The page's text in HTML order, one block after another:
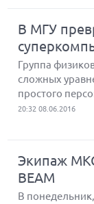
В МГУ
Группа
сложных
простого
20:32 08.06.2016
Экипаж
BEAM
В